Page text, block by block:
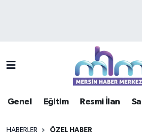
Genel Eğitim Resmi İlan
HABERLER ÖZEL HABER
Mersin Trafik Yoğunluk
Süper Lig Puan Durumu ve